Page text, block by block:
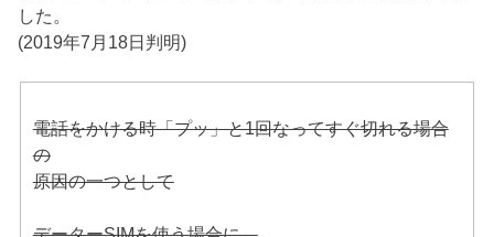
した。
(2019年7月18日判明)
電話をかける時「プッ」と1回なってすぐ切れる場合
の
原因の一つとして